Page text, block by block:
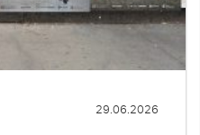
29.06.2026